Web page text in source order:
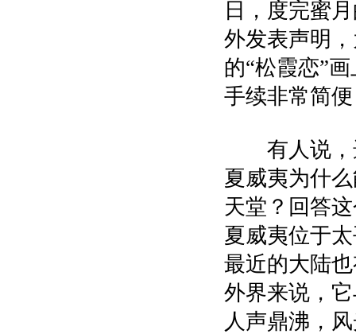
日，度完蜜
外发表声明
的“松霞恋”
手续非常简
有人说，
夏威夷为什
天堂？回答
夏威夷位于
最近的大陆
外界来说，
人声鼎沸，